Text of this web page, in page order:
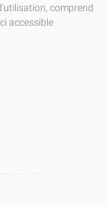
comprend
accessible